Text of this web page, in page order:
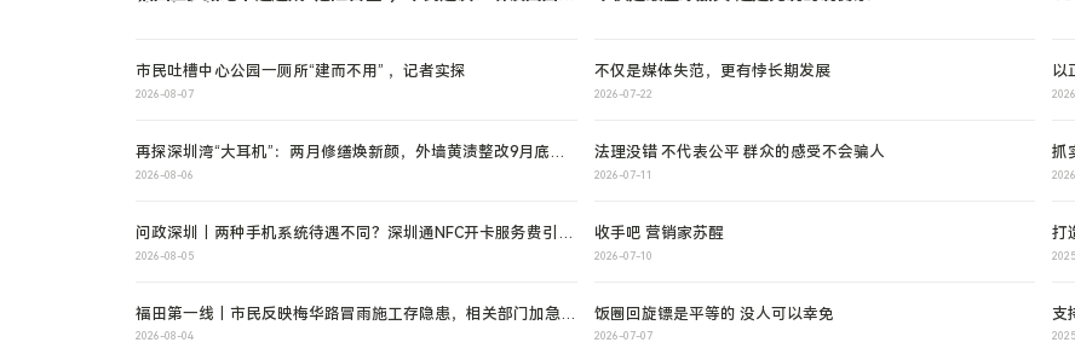
市民吐槽中心公园一厕所“建而不用” ，记者实探
2026-08-07
再探深圳湾“大耳机”：两月修缮焕新颜，外墙黄渍整改9月底完
工
2026-08-06
问政深圳｜两种手机系统待遇不同？深圳通NFC开卡服务费引发
质疑！回应来了
2026-08-05
福田第一线｜市民反映梅华路冒雨施工存隐患，相关部门加急整
改修复，预计8月5日完工
2026-08-04
不仅是媒体失范，更有悖长期发展
2026-07-22
​法理没错 不代表公平 群众的感受不会骗人
2026-07-11
收手吧 营销家苏醒
2026-07-10
饭圈回旋镖是平等的 没人可以幸免
2026-07-07
以
抓
打
支
深